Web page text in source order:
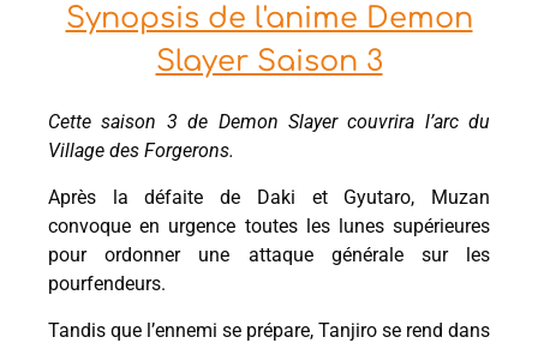
Synopsis de l'anime Demon
Slayer Saison 3
Cette saison 3 de Demon Slayer couvrira l’arc du
Village des Forgerons.
Après la défaite de Daki et Gyutaro, Muzan
convoque en urgence toutes les lunes supérieures
pour ordonner une attaque générale sur les
pourfendeurs.
Tandis que l’ennemi se prépare, Tanjiro se rend dans